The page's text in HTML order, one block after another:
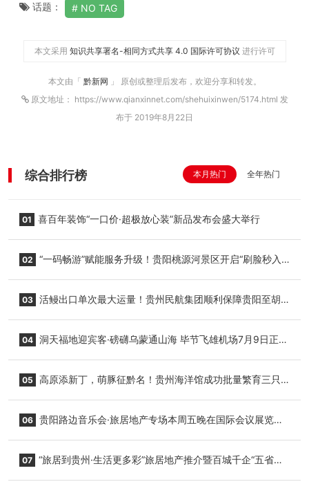
话题： NO TAG
本文采用 知识共享署名-相同方式共享 4.0 国际许可协议 进行许可
本文由「 黔新网 」 原创或整理后发布，欢迎分享和转发。
原文地址： https://www.qianxinnet.com/shehuixinwen/5174.html 发
布于 2019年8月22日
综合排行榜 本月热门 全年热门
01 喜百年装饰“一口价·超极放心装”新品发布会盛大举行
02 “一码畅游”赋能服务升级！贵阳桃源河景区开启“刷脸秒入
03 活鳗出口单次最大运量！贵州民航集团顺利保障贵阳至胡
04 洞天福地迎宾客·磅礴乌蒙通山海 毕节飞雄机场7月9日正式
05 高原添新丁，萌豚征黔名！贵州海洋馆成功批量繁育三只
06 贵阳路边音乐会·旅居地产专场本周五晚在国际会议展览中
07 “旅居到贵州·生活更多彩”旅居地产推介暨百城千企“五省